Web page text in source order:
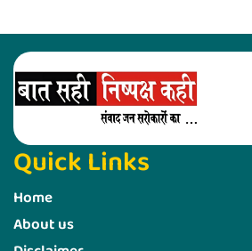
Quick Links
Home
About us